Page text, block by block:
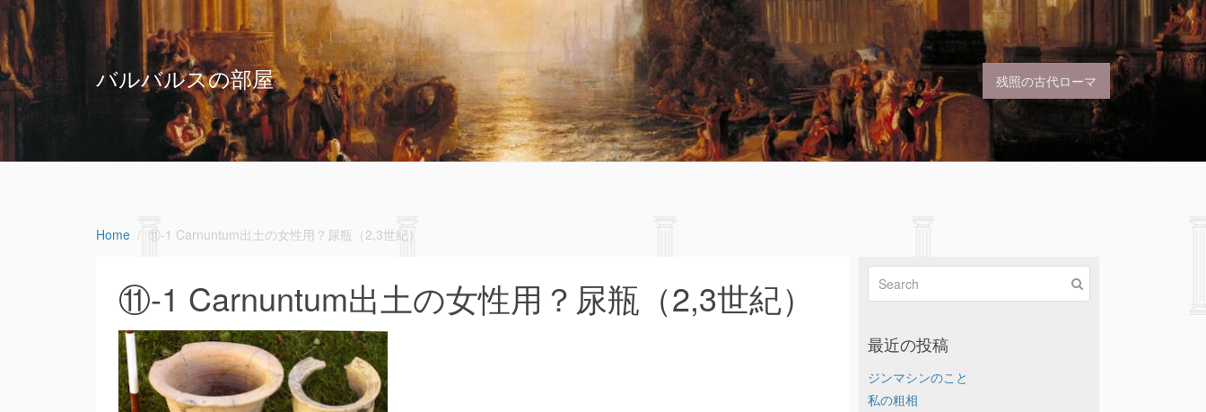
バルバルスの部屋 残照の古代ローマ
Home ⑪-1 Carnuntum出土の女性用？尿瓶（2,3世紀）
⑪-1 Carnuntum出土の女性用？尿瓶（2,3世紀）
最近の投稿
ジンマシンのこと
私の粗相